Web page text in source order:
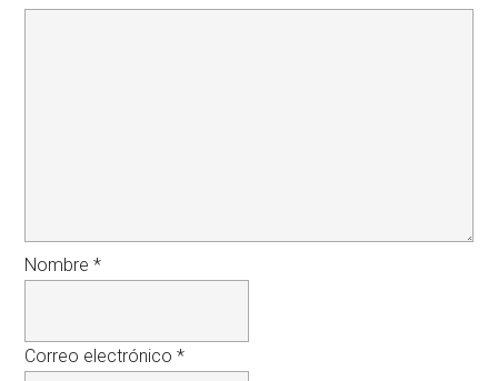
Nombre*
Correo electrónico*